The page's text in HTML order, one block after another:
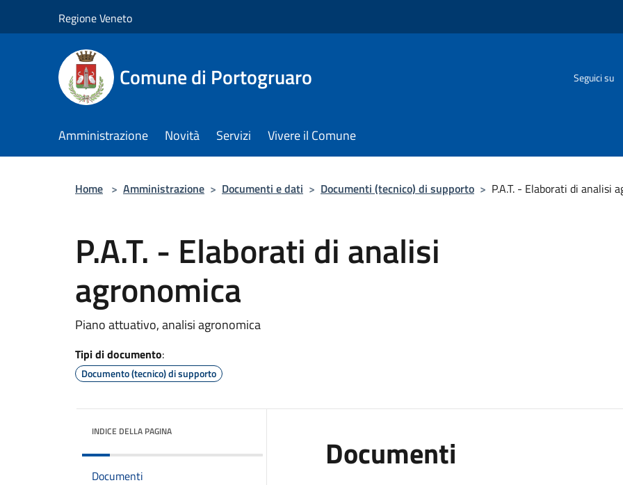
Regione Veneto
Comune di Portogruaro Seguici su
Amministrazione Novità Servizi Vivere il Comune
Home > Amministrazione > Documenti e dati > Documenti (tecnico) di supporto > P.A.T. - Elaborati di analisi
P.A.T. - Elaborati di analisi
agronomica
Piano attuativo, analisi agronomica
Tipi di documento:
Documento (tecnico) di supporto
INDICE DELLA PAGINA
Documenti
Documenti